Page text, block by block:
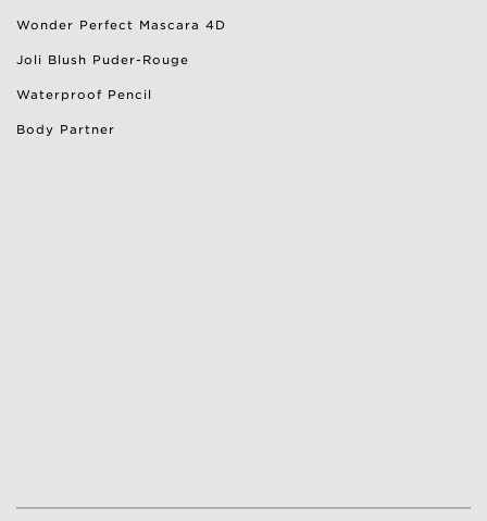
Wonder Perfect Mascara 4D
Joli Blush Puder-Rouge
Waterproof Pencil
Body Partner